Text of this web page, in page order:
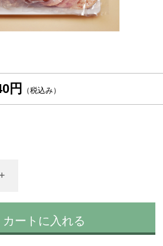
円 （税込み）
+
カートに入れる